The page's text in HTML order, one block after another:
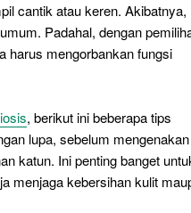
cantik atau keren. Akibatnya,
Padahal, dengan
harus mengorbankan fungsi
, berikut ini beberapa tips
lupa, sebelum mengenakan
katun. Ini penting banget
menjaga kebersihan kulit